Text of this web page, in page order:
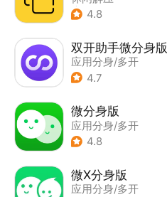
| 应用分身/多开
4.8
双开助手微分身版
应用分身/多开
4.7
微分身版
应用分身/多开
4.8
微X分身版
应用分身/多开